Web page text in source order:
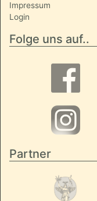
Impressum
Login
Folge uns auf..
Partner